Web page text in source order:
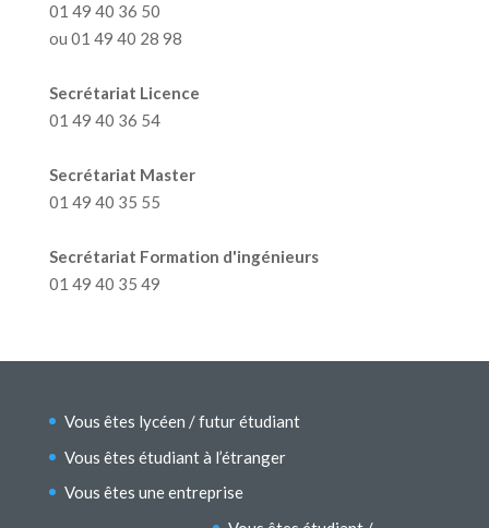
01 49 40 36 50
ou 01 49 40 28 98
Secrétariat Licence
01 49 40 36 54
Secrétariat Master
01 49 40 35 55
Secrétariat Formation d'ingénieurs
01 49 40 35 49
Vous êtes lycéen / futur étudiant
Vous êtes étudiant à l’étranger
Vous êtes une entreprise